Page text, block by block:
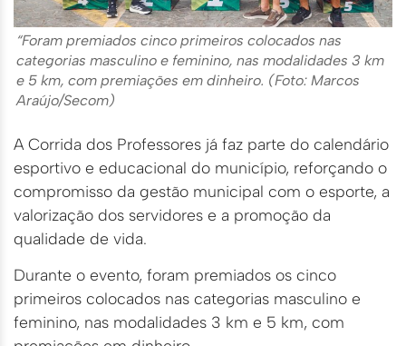
“Foram premiados cinco primeiros colocados nas
categorias masculino e feminino, nas modalidades 3 km
e 5 km, com premiações em dinheiro. (Foto: Marcos
Araújo/Secom)
A Corrida dos Professores já faz parte do calendário
esportivo e educacional do município, reforçando o
compromisso da gestão municipal com o esporte, a
valorização dos servidores e a promoção da
qualidade de vida.
Durante o evento, foram premiados os cinco
primeiros colocados nas categorias masculino e
feminino, nas modalidades 3 km e 5 km, com